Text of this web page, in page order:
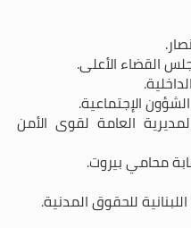
القضاء الأعلى.
الإجتماعية.
العامة لقوى الأمن
محامي بيروت.
للحقوق المدنية.